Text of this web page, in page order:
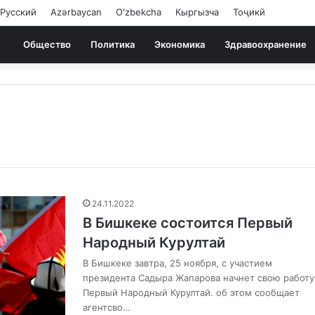
Русский Azərbaycan Oʻzbekcha Кыргызча Тоҷикӣ
Общество Политика Экономика Здравоохранение
24.11.2022
В Бишкеке состоится Первый
Народный Курултай
В Бишкеке завтра, 25 ноября, с участием
президента Садыра Жапарова начнет свою работу
Первый Народный Курултай. об этом сообщает
агентсво…